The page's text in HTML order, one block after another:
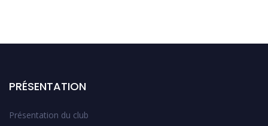
PRÉSENTATION
Présentation du club